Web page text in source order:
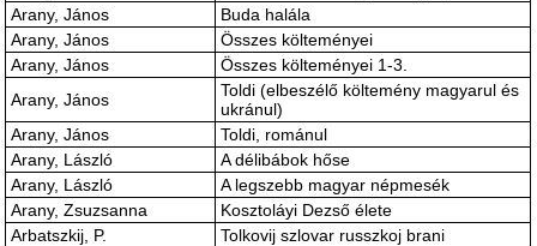
Arany, János
Buda halála
Arany, János
Összes költeményei
Arany, János
Összes költeményei 1-3.
Arany, János
Toldi (elbeszélő költemény magyarul és
ukránul)
Arany, János
Toldi, románul
Arany, László
A délibábok hőse
Arany, László
A legszebb magyar népmesék
Arany, Zsuzsanna
Kosztoláyi Dezső élete
Arbatszkij, P.
Tolkovij szlovar russzkoj brani